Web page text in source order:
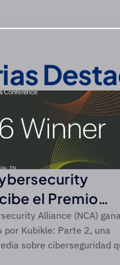
el Premio
CSO de
Alliance (NCA)
por Kubikle: Parte 2, una
sobre ciberseguridad
difíciles de alcanzar a